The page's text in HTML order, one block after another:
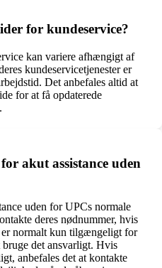
for kundeservice?
kan variere afhængigt af
kundeservicetjenester er
Det anbefales altid at
for at få opdaterede
akut assistance uden
uden for UPCs normale
deres nødnummer, hvis
normalt kun tilgængeligt for
bruge det ansvarligt. Hvis
anbefales det at kontakte